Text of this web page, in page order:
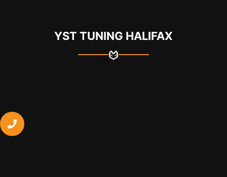
YST TUNING HALIFAX